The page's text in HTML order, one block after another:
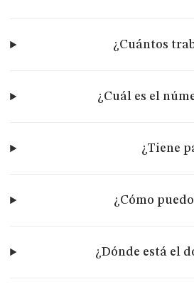
¿Cuántos
¿Cuál es el
¿Tiene
¿Cómo
¿Dónde está el